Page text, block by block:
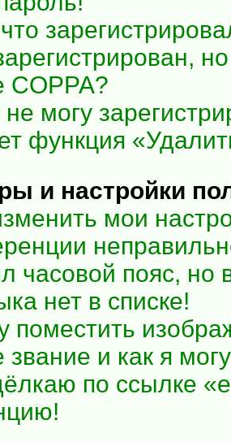
COPPA?
могу
функция
и настройки
мои
часовой пояс, но
нет в списке!
поместить
звание и как я
по ссылке